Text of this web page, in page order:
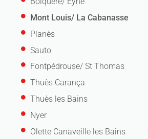
Mont Louis/ La Cabanasse
Planès
Sauto
Fontpédrouse/ St Thomas
Thuès Carança
Thuès les Bains
Nyer
Olette Canaveille les Bains